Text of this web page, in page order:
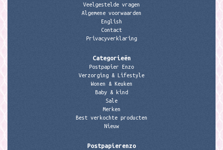
Veelgestelde vragen
Algemene voorwaarden
English
Contact
Privacyverklaring
Categorieën
Postpapier Enzo
Verzorging & Lifestyle
Wonen & Keuken
Baby & kind
Sale
Merken
Best verkochte producten
Nieuw
Postpapierenzo